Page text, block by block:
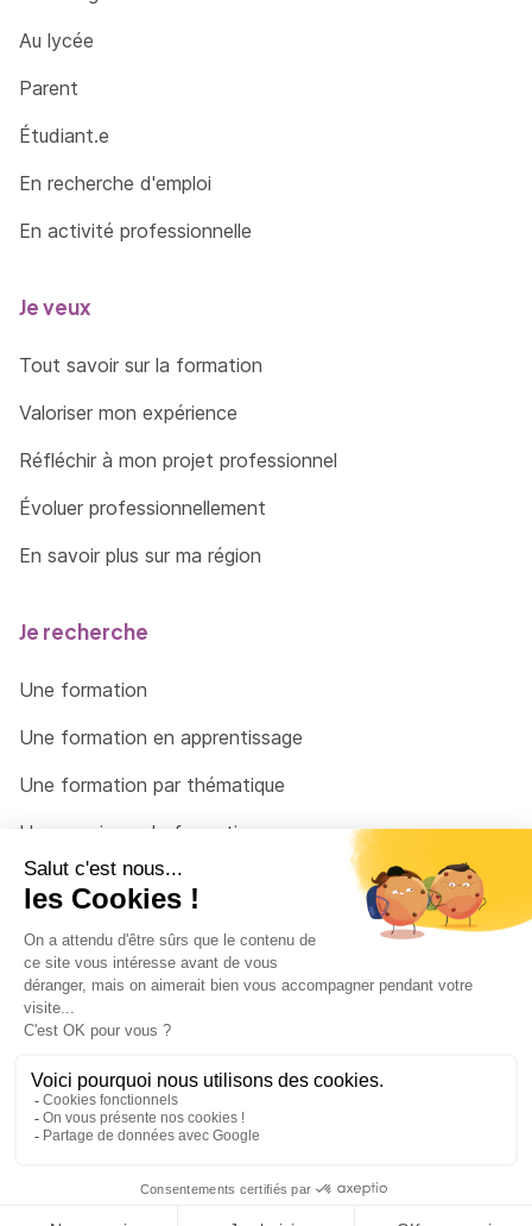
Au lycée
Parent
Étudiant.e
En recherche d'emploi
En activité professionnelle
Je veux
Tout savoir sur la formation
Valoriser mon expérience
Réfléchir à mon projet professionnel
Évoluer professionnellement
En savoir plus sur ma région
Je recherche
Une formation
Une formation en apprentissage
Une formation par thématique
Un organisme de formation
Un conseiller
Une solution pour raccrocher
© 2026 - Côté Formations - par Via Compétences
Menu Pied de page
Mentions Légales
Politique de confidentialité